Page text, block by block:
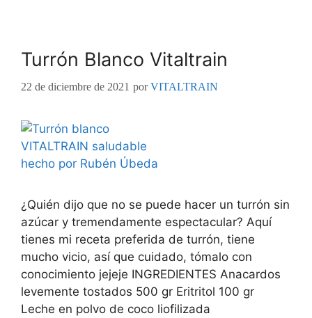
Turrón Blanco Vitaltrain
22 de diciembre de 2021 porVITALTRAIN
¿Quién dijo que no se puede hacer un turrón sin
azúcar y tremendamente espectacular? Aquí
tienes mi receta preferida de turrón, tiene
mucho vicio, así que cuidado, tómalo con
conocimiento jejeje INGREDIENTES Anacardos
levemente tostados 500 gr Eritritol 100 gr
Leche en polvo de coco liofilizada